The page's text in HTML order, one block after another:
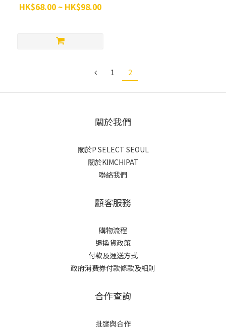
(600高斯)
HK$68.00 ~ HK$98.00
1 2
關於我們
關於P SELECT SEOUL
關於KIMCHIPAT
聯絡我們
顧客服務
購物流程
退換貨政策
付款及運送方式
政府消費券付款條款及細則
合作查詢
批發與合作